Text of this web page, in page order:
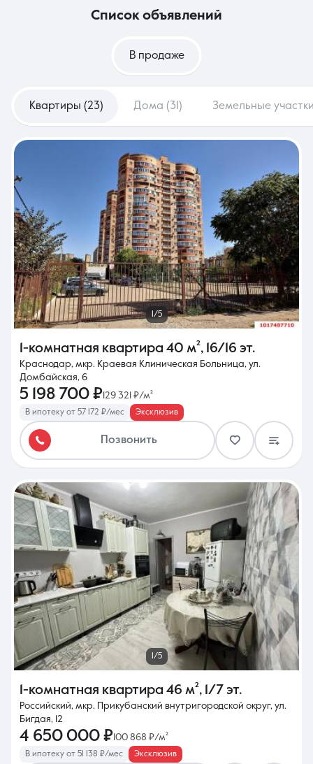
список объявлений
В продаже
Квартиры (23) Дома (31) Земельные
1/5
1-комнатная квартира 40 м², 16/16 эт.
Краснодар, мкр. Краевая Клиническая Больница, ул.
Домбайская, 6
5 198 700 ₽129 321 ₽/м²
В ипотеку от 57 172 ₽/мес Эксклюзив
Позвонить
1/5
1-комнатная квартира 46 м², 1/7 эт.
Российский, мкр. Прикубанский внутригородской округ, ул.
Бигдая, 12
4 650 000 ₽100 868 ₽/м²
В ипотеку от 51 138 ₽/мес Эксклюзив